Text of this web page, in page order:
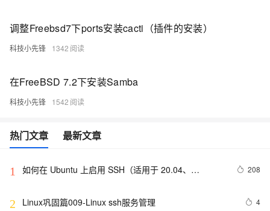
调整Freebsd7下ports安装cacti（插件的安装）
科技小先锋 1342
在FreeBSD 7.2下安装Samba
科技小先锋 1542
热门文章 最新文章
1
如何在 Ubuntu 上启用 SSH（适用于 20.04、
208
2 Linux巩固篇009-Linux ssh服务管理 4